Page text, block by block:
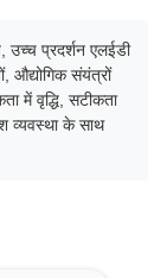
उच्च प्रदर्शन एलईडी
औद्योगिक संयंत्रों
में वृद्धि, सटीकता
व्यवस्था के साथ